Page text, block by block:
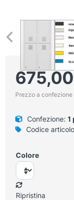
Prezzo a confezione
Confezione: 1
Codice
Colore
Ripristina